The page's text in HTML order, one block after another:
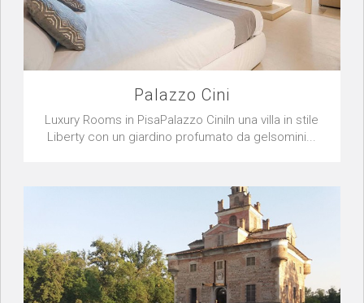
Palazzo Cini
Luxury Rooms in PisaPalazzo CiniIn una villa in stile
Liberty con un giardino profumato da gelsomini...